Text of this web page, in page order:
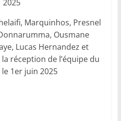
Marquinhos, Presnel
Ousmane
Lucas Hernandez et
réception de l’équipe du
le 1er juin 2025